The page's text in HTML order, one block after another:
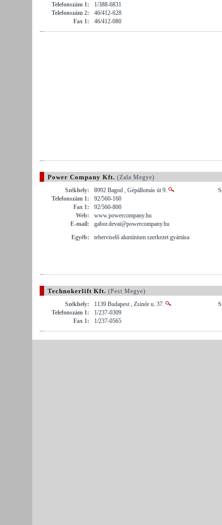
Telefonszám 1:
1/388-6831
Telefonszám 2:
46/412-628
Fax 1:
46/412-080
Power Company Kft. (Zala Megye)
Székhely:
8992 Bagod , Gépállomás út 9.
Telefonszám 1:
92/560-160
Fax 1:
92/560-800
Web:
www.powercompany.hu
E-mail:
gabor.devai@powercompany.hu
Egyéb:
teherviselő alumínium szerkezet gyártása
Technokerlift Kft. (Pest Megye)
Székhely:
1139 Budapest , Zsinór u. 37.
Telefonszám 1:
1/237-0309
Fax 1:
1/237-0565